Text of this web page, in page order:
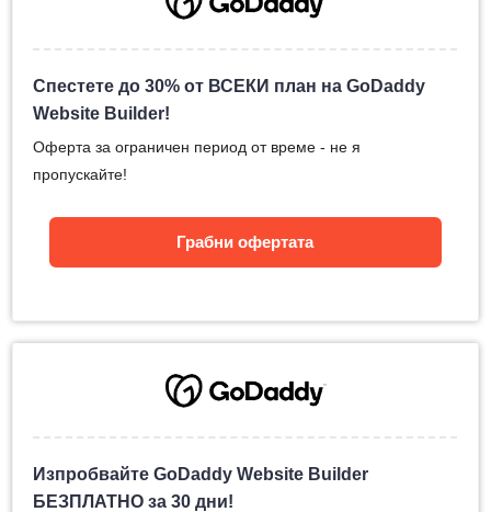
Спестете до 30% от ВСЕКИ план на GoDaddy
Website Builder!
Оферта за ограничен период от време - не я
пропускайте!
Грабни офертата
Изпробвайте GoDaddy Website Builder
БЕЗПЛАТНО за 30 дни!